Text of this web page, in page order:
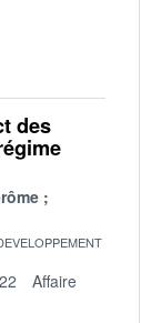
des
Affaire